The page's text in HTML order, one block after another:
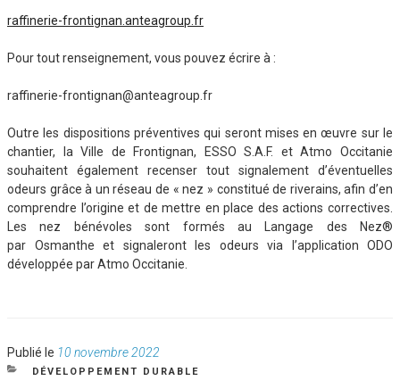
raffinerie-frontignan.anteagroup.fr
Pour tout renseignement, vous pouvez écrire à :
raffinerie-frontignan@anteagroup.fr
Outre les dispositions préventives qui seront mises en œuvre sur le
chantier, la Ville de Frontignan, ESSO S.A.F. et Atmo Occitanie
souhaitent également recenser tout signalement d’éventuelles
odeurs grâce à un réseau de « nez » constitué de riverains, afin d’en
comprendre l’origine et de mettre en place des actions correctives.
Les nez bénévoles sont formés au Langage des Nez®
par Osmanthe et signaleront les odeurs via l’application ODO
développée par Atmo Occitanie.
Publié le Publié
le
10 novembre 2022
CATÉGORIES
DÉVELOPPEMENT DURABLE